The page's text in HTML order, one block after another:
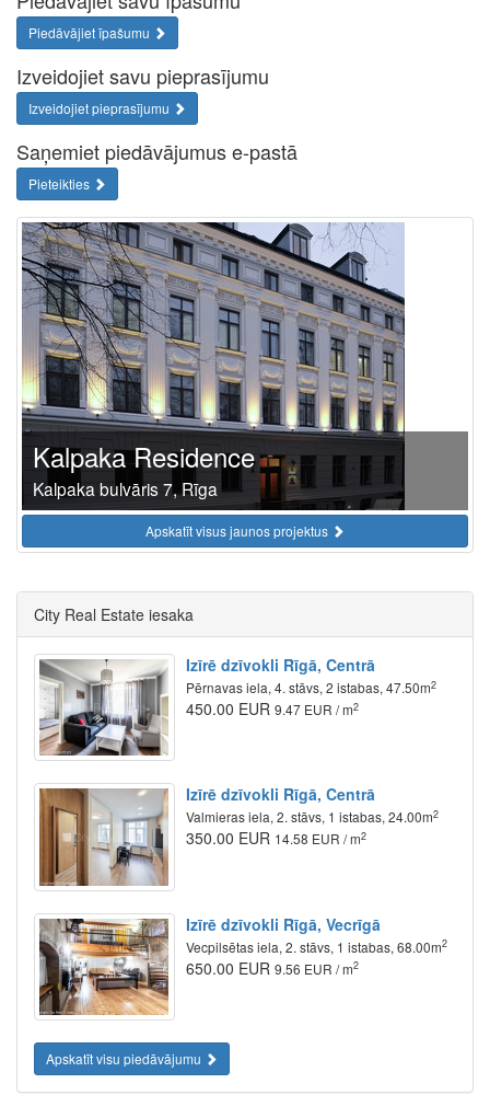
Piedāvājiet īpašumu
Izveidojiet savu pieprasījumu
Izveidojiet pieprasījumu
Saņemiet piedāvājumus e-pastā
Pieteikties
Kalpaka Residence
Kalpaka bulvāris 7, Rīga
Apskatīt visus jaunos projektus
City Real Estate iesaka
Izīrē dzīvokli Rīgā, Centrā
Pērnavas iela, 4. stāvs, 2 istabas, 47.50m2
450.00 EUR 9.47 EUR / m2
Izīrē dzīvokli Rīgā, Centrā
Valmieras iela, 2. stāvs, 1 istabas, 24.00m2
350.00 EUR 14.58 EUR / m2
Izīrē dzīvokli Rīgā, Vecrīgā
Vecpilsētas iela, 2. stāvs, 1 istabas, 68.00m2
650.00 EUR 9.56 EUR / m2
Apskatīt visu piedāvājumu